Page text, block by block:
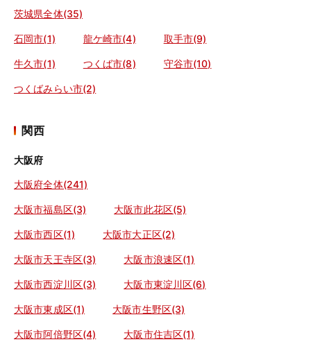
茨城県全体(35)
石岡市(1) 龍ケ崎市(4) 取手市(9)
牛久市(1) つくば市(8) 守谷市(10)
つくばみらい市(2)
関西
大阪府
大阪府全体(241)
大阪市福島区(3) 大阪市此花区(5)
大阪市西区(1) 大阪市大正区(2)
大阪市天王寺区(3) 大阪市浪速区(1)
大阪市西淀川区(3) 大阪市東淀川区(6)
大阪市東成区(1) 大阪市生野区(3)
大阪市阿倍野区(4) 大阪市住吉区(1)